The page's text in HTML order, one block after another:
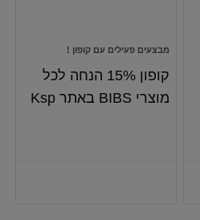
מבצעים פעילים עם קופון !
קופון 15% הנחה לכל
מוצרי BIBS באתר Ksp